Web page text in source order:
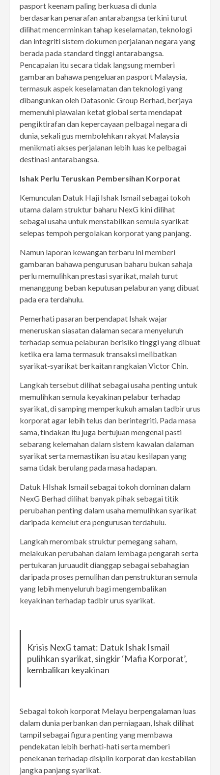
pasport keenam paling berkuasa di dunia
berdasarkan penarafan antarabangsa terkini turut
dilihat mencerminkan tahap keselamatan, teknologi
dan integriti sistem dokumen perjalanan negara yang
berada pada standard tinggi antarabangsa.
Pencapaian itu secara tidak langsung memberi
gambaran bahawa pengeluaran pasport Malaysia,
termasuk aspek keselamatan dan teknologi yang
dibangunkan oleh Datasonic Group Berhad, berjaya
memenuhi piawaian ketat global serta mendapat
pengiktirafan dan kepercayaan pelbagai negara di
dunia, sekali gus membolehkan rakyat Malaysia
menikmati akses perjalanan lebih luas ke pelbagai
destinasi antarabangsa.
Ishak Perlu Teruskan Pembersihan Korporat
Kemunculan Datuk Haji Ishak Ismail sebagai tokoh
utama dalam struktur baharu NexG kini dilihat
sebagai usaha untuk menstabilkan semula syarikat
selepas tempoh pergolakan korporat yang panjang.
Namun laporan kewangan terbaru ini memberi
gambaran bahawa pengurusan baharu bukan sahaja
perlu memulihkan prestasi syarikat, malah turut
menanggung beban keputusan pelaburan yang dibuat
pada era terdahulu.
Pemerhati pasaran berpendapat Ishak wajar
meneruskan siasatan dalaman secara menyeluruh
terhadap semua pelaburan berisiko tinggi yang dibuat
ketika era lama termasuk transaksi melibatkan
syarikat-syarikat berkaitan rangkaian Victor Chin.
Langkah tersebut dilihat sebagai usaha penting untuk
memulihkan semula keyakinan pelabur terhadap
syarikat, di samping memperkukuh amalan tadbir urus
korporat agar lebih telus dan berintegriti. Pada masa
sama, tindakan itu juga bertujuan mengenal pasti
sebarang kelemahan dalam sistem kawalan dalaman
syarikat serta memastikan isu atau kesilapan yang
sama tidak berulang pada masa hadapan.
Datuk HIshak Ismail sebagai tokoh dominan dalam
NexG Berhad dilihat banyak pihak sebagai titik
perubahan penting dalam usaha memulihkan syarikat
daripada kemelut era pengurusan terdahulu.
Langkah merombak struktur pemegang saham,
melakukan perubahan dalam lembaga pengarah serta
pertukaran juruaudit dianggap sebagai sebahagian
daripada proses pemulihan dan penstrukturan semula
yang lebih menyeluruh bagi mengembalikan
keyakinan terhadap tadbir urus syarikat.
Krisis NexG tamat: Datuk Ishak Ismail
pulihkan syarikat, singkir ‘Mafia Korporat’,
kembalikan keyakinan
Sebagai tokoh korporat Melayu berpengalaman luas
dalam dunia perbankan dan perniagaan, Ishak dilihat
tampil sebagai figura penting yang membawa
pendekatan lebih berhati-hati serta memberi
penekanan terhadap disiplin korporat dan kestabilan
jangka panjang syarikat.